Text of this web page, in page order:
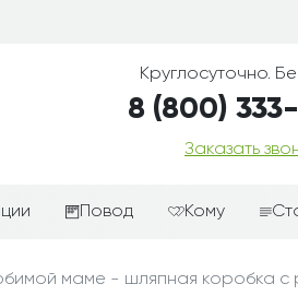
Круглосуточно.
8 (800)
Заказать
Повод Кому
маме - шляпная коробка с